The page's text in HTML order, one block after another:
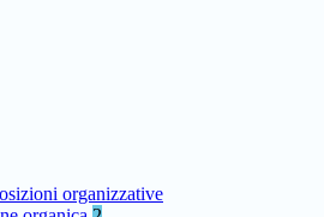
organizzative